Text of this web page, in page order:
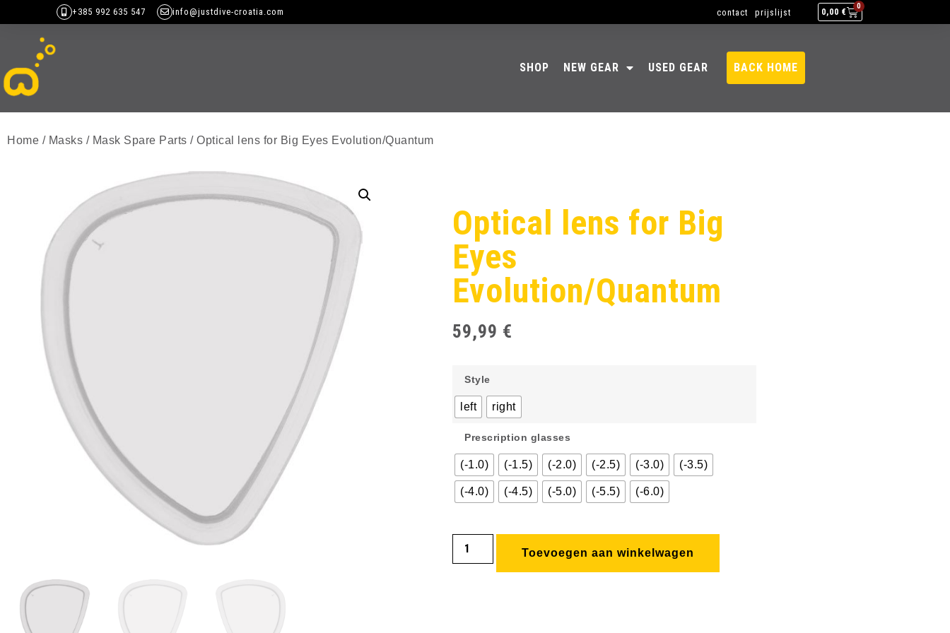
+385 992 635 547 info@justdive-croatia.com 0,00 €
0
contact prijslijst
SHOP NEW GEAR USED GEAR BACK HOME
Home / Masks / Mask Spare Parts / Optical lens for Big Eyes Evolution/Quantum
Optical lens for Big
Eyes
Evolution/Quantum
59,99 €
Style
left right
Prescription glasses
(-1.0) (-1.5) (-2.0) (-2.5) (-3.0) (-3.5)
(-4.0) (-4.5) (-5.0) (-5.5) (-6.0)
Toevoegen aan winkelwagen